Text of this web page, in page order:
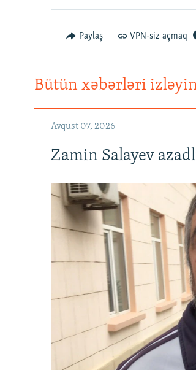
Paylaş VPN-siz açmaq
Bütün xəbərləri
Avqust 07, 2026
Zamin Salayev